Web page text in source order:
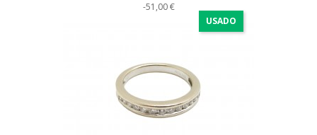
USADO
-51,00 €